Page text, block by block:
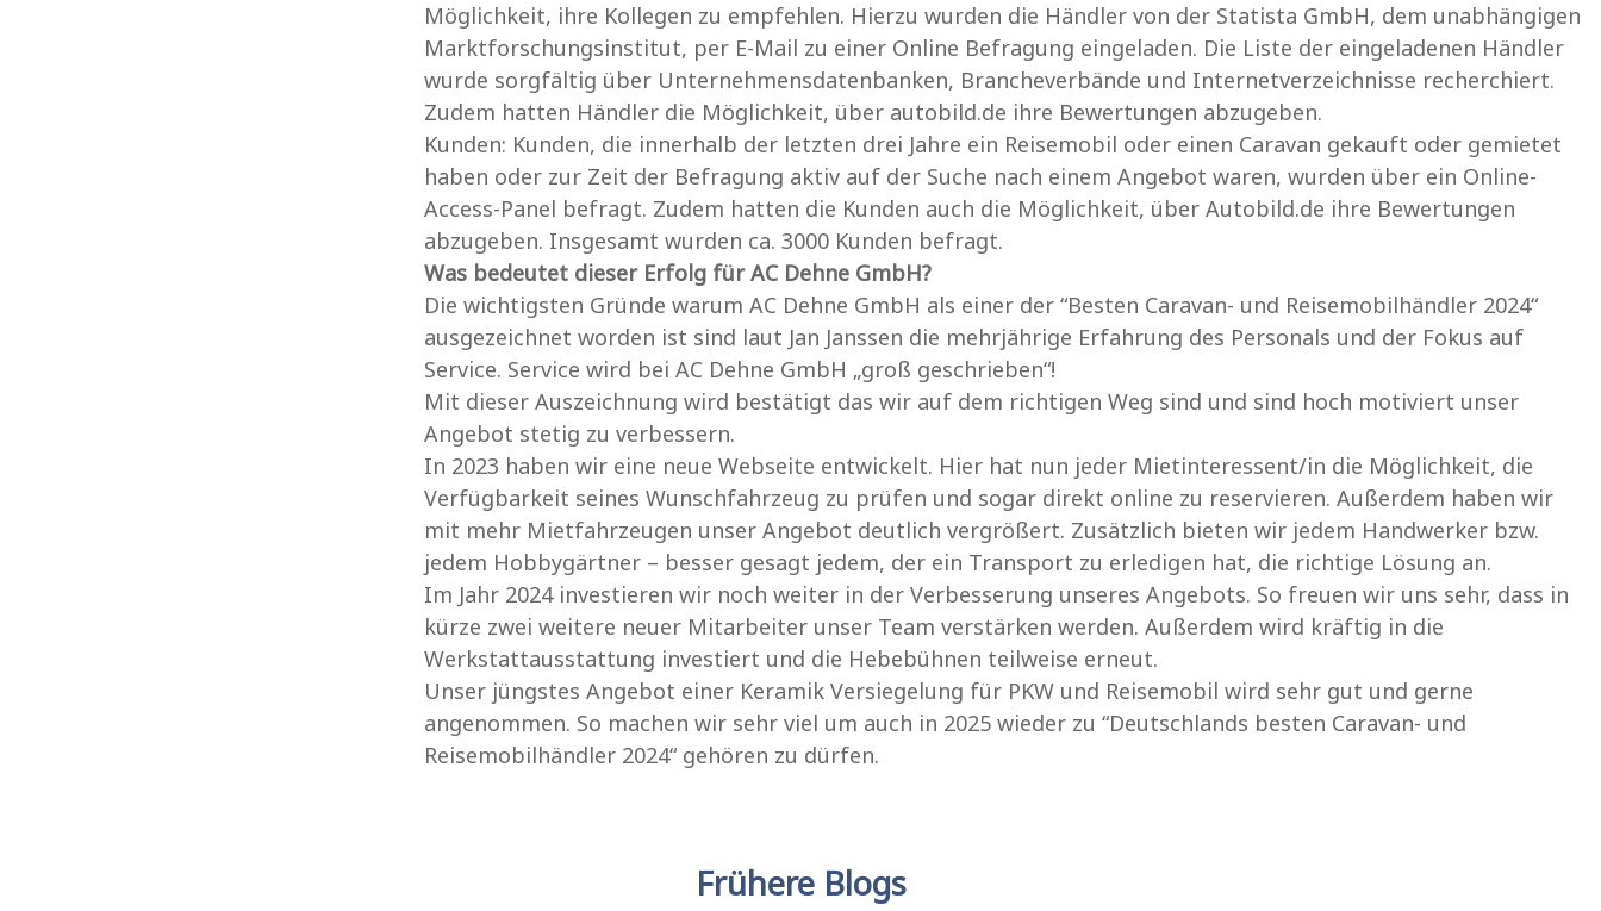
Möglichkeit, ihre Kollegen zu empfehlen. Hierzu wurden die Händler von der Statista GmbH, dem unabhängigen
Marktforschungsinstitut, per E-Mail zu einer Online Befragung eingeladen. Die Liste der eingeladenen Händler
wurde sorgfältig über Unternehmensdatenbanken, Brancheverbände und Internetverzeichnisse recherchiert.
Zudem hatten Händler die Möglichkeit, über autobild.de ihre Bewertungen abzugeben.
Kunden: Kunden, die innerhalb der letzten drei Jahre ein Reisemobil oder einen Caravan gekauft oder gemietet
haben oder zur Zeit der Befragung aktiv auf der Suche nach einem Angebot waren, wurden über ein Online-
Access-Panel befragt. Zudem hatten die Kunden auch die Möglichkeit, über Autobild.de ihre Bewertungen
abzugeben. Insgesamt wurden ca. 3000 Kunden befragt.
Was bedeutet dieser Erfolg für AC Dehne GmbH?
Die wichtigsten Gründe warum AC Dehne GmbH als einer der “Besten Caravan- und Reisemobilhändler 2024“
ausgezeichnet worden ist sind laut Jan Janssen die mehrjährige Erfahrung des Personals und der Fokus auf
Service. Service wird bei AC Dehne GmbH „groß geschrieben“!
Mit dieser Auszeichnung wird bestätigt das wir auf dem richtigen Weg sind und sind hoch motiviert unser
Angebot stetig zu verbessern.
In 2023 haben wir eine neue Webseite entwickelt. Hier hat nun jeder Mietinteressent/in die Möglichkeit, die
Verfügbarkeit seines Wunschfahrzeug zu prüfen und sogar direkt online zu reservieren. Außerdem haben wir
mit mehr Mietfahrzeugen unser Angebot deutlich vergrößert. Zusätzlich bieten wir jedem Handwerker bzw.
jedem Hobbygärtner – besser gesagt jedem, der ein Transport zu erledigen hat, die richtige Lösung an.
Im Jahr 2024 investieren wir noch weiter in der Verbesserung unseres Angebots. So freuen wir uns sehr, dass in
kürze zwei weitere neuer Mitarbeiter unser Team verstärken werden. Außerdem wird kräftig in die
Werkstattausstattung investiert und die Hebebühnen teilweise erneut.
Unser jüngstes Angebot einer Keramik Versiegelung für PKW und Reisemobil wird sehr gut und gerne
angenommen. So machen wir sehr viel um auch in 2025 wieder zu “Deutschlands besten Caravan- und
Reisemobilhändler 2024“ gehören zu dürfen.
Frühere Blogs